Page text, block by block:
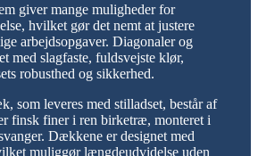
giver mange muligheder for
hvilket gør det nemt at justere
arbejdsopgaver. Diagonaler og
med slagfaste, fuldsvejste klør,
robusthed og sikkerhed.
som leveres med stilladset, består af
finsk finer i ren birketræ, monteret i
Dækkene er designet med
muliggør længdeudvidelse uden